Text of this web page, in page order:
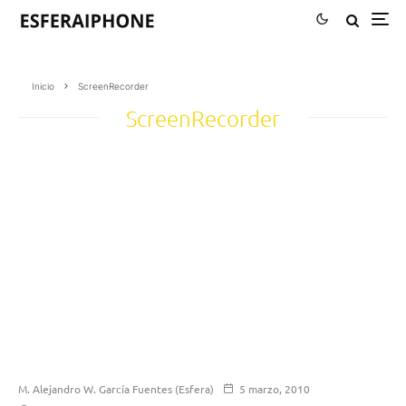
Inicio ScreenRecorder
ScreenRecorder
M. Alejandro W. García Fuentes (Esfera)
5 marzo, 2010